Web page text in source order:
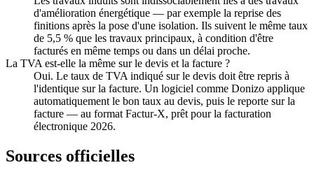
d'amélioration énergétique — par exemple la reprise des
finitions après la pose d'une isolation. Ils suivent le même taux
de 5,5 % que les travaux principaux, à condition d'être
facturés en même temps ou dans un délai proche.
La TVA est-elle la même sur le devis et la facture ?
Oui. Le taux de TVA indiqué sur le devis doit être repris à
l'identique sur la facture. Un logiciel comme Donizo applique
automatiquement le bon taux au devis, puis le reporte sur la
facture — au format Factur-X, prêt pour la facturation
électronique 2026.
Sources officielles